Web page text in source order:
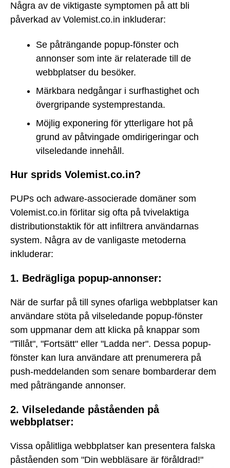
Några av de viktigaste symptomen på att bli
påverkad av Volemist.co.in inkluderar:
Se påträngande popup-fönster och
annonser som inte är relaterade till de
webbplatser du besöker.
Märkbara nedgångar i surfhastighet och
övergripande systemprestanda.
Möjlig exponering för ytterligare hot på
grund av påtvingade omdirigeringar och
vilseledande innehåll.
Hur sprids Volemist.co.in?
PUPs och adware-associerade domäner som
Volemist.co.in förlitar sig ofta på tvivelaktiga
distributionstaktik för att infiltrera användarnas
system. Några av de vanligaste metoderna
inkluderar:
1. Bedrägliga popup-annonser:
När de surfar på till synes ofarliga webbplatser kan
användare stöta på vilseledande popup-fönster
som uppmanar dem att klicka på knappar som
"Tillåt", "Fortsätt" eller "Ladda ner". Dessa popup-
fönster kan lura användare att prenumerera på
push-meddelanden som senare bombarderar dem
med påträngande annonser.
2. Vilseledande påståenden på
webbplatser:
Vissa opålitliga webbplatser kan presentera falska
påståenden som "Din webbläsare är föråldrad!"